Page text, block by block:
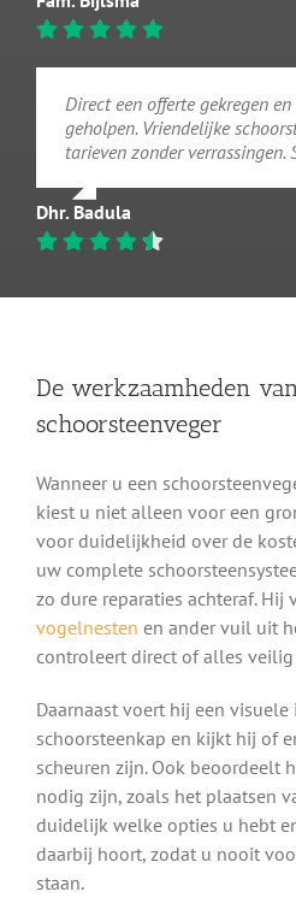
Direct een offerte gekregen
geholpen. Vriendelijke
tarieven zonder verrassingen.
Dhr. Badula
De werkzaamheden
schoorsteenveger
Wanneer u een
kiest u niet alleen voor een
voor duidelijkheid over de
uw complete
zo dure reparaties achteraf. Hij
vogelnesten en ander vuil uit
controleert direct of alles
Daarnaast voert hij een
schoorsteenkap en kijkt hij of
scheuren zijn. Ook beoordeelt
nodig zijn, zoals het plaatsen
duidelijk welke opties u hebt
daarbij hoort, zodat u nooit
staan.